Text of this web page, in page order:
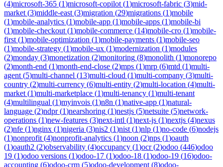
(4)microsoft-365 (1)microsoft-copilot (1)microsoft-fabric (3)mid-
market (3)middle-east (3)migration (29)migrations (1)mobile
(1)mobile-analytics (1)mobile-app (1)mobile-apps (1)mobile-bi
(1)mobile-checkout (1)mobile-commerce (14)mobile-cro (1)mobile-
first (1)mobile-optimization (1)mobile-payments (1)mobile-seo
(1)mobile-strategy (1)mobile-ux (1)modernization (1)modules
(2)monday (3)monetization (2)monitoring (8)monolith (1)monorepo
(2)month-end (1)month-end-close (2)mps (1)mrp (6)mtd (1)multi-
agent (5)multi-channel (13)multi-cloud (1)multi-company (3)multi-
country (2)multi-currency (6)multi-entity (2)multi-location (4)multi-
market (1)multi-marketplace (1)multi-tenancy (1)multi-tenant
(4)multilingual (1)myinvois (1)n8n (1)native-app (1)natural-
language (2)ndpr(1)nearshoring (1)nestjs (5)netsuite (5)network-
operations (1)new-features (3)next-intl (1)next-js (1)nextjs (4)nexus
(2)nfe (1)nginx (1)nigeria (3)nis2 (1)nist (1)nlp (1)no-code (6)nodejs
(1)nonprofit (4)nonprofit-analytics (1)noon (2)nps (1)oauth
(1)oauth2 (2)observability (4)occupancy (1)ocr(2)odoo (446)odoo
19 (1)odoo versions (1)odoo-17 (1)odoo-18 (1)odoo-19 (16)odoo-
accounting (6)odoo-crm (5)odoo-development (8)odoo-